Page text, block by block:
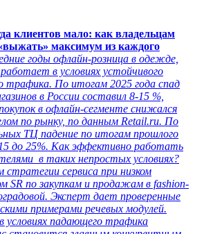
клиентов мало: как владельцам
максимум из каждого
годы офлайн-розница в одежде,
работает в условиях устойчивого
трафика. По итогам 2025 года спад
в России составил 8-15 %,
в офлайн-сегменте снижался
по рынку, по данным Retail.ru. По
ТЦ падение по итогам прошлого
до 25%. Как эффективно работать
в таких непростых условиях?
стратегии сервиса при низком
SR по закупкам и продажам в fashion-
Эксперт дает проверенные
примерами речевых модулей.
условиях падающего трафика